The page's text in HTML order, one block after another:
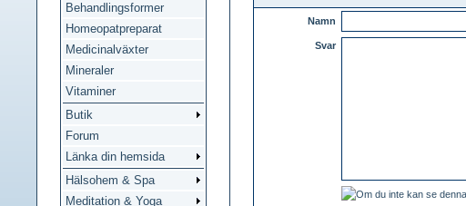
Behandlingsformer
Homeopatpreparat
Medicinalväxter
Mineraler
Vitaminer
Butik
Forum
Länka din hemsida
Hälsohem & Spa
Meditation & Yoga
Namn
Svar